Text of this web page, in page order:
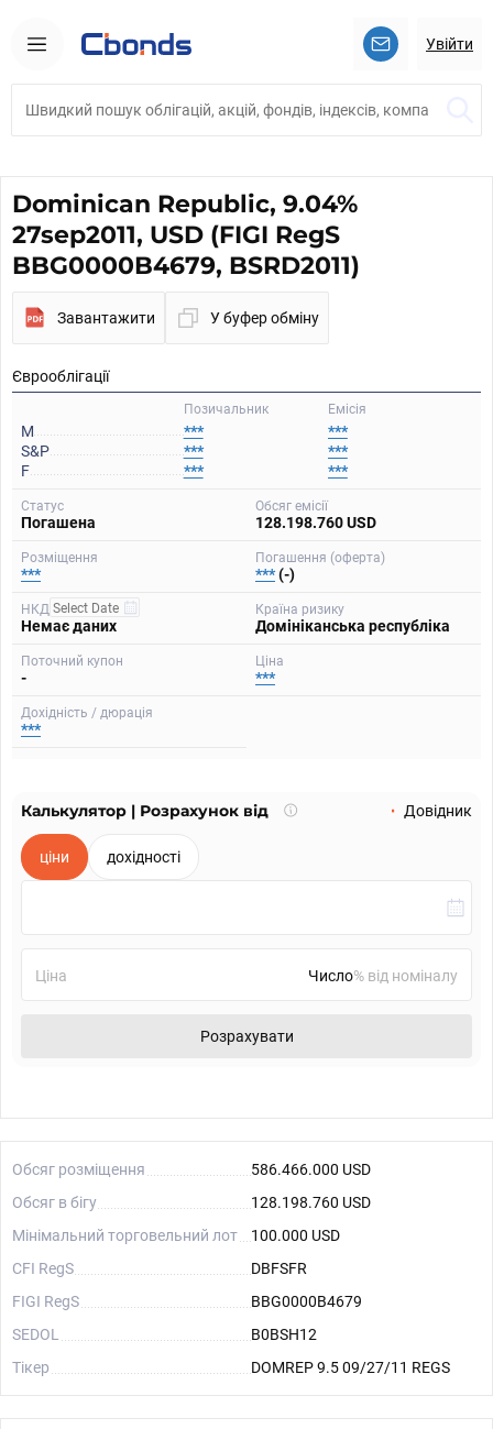
Увійти
Dominican Republic, 9.04%
27sep2011, USD (FIGI RegS
BBG0000B4679, BSRD2011)
Завантажити У буфер обміну
Єврооблігації
Емісія
Позичальник
M ***
***
S&P
***
***
F
***
***
Статус
Погашена
Обсяг емісії
128.198.760 USD
Розміщення
***
Погашення (оферта)
***(-)
НКД
Немає даних
Країна ризику
Домініканська республіка
Поточний купон
-
Ціна
***
Дохідність / дюрація
***
Калькулятор | Розрахунок від
Що
Довідник
ціни дохідності
Ціна % від номіналу
Розрахувати
Обсяг розміщення
586.466.000 USD
Обсяг в бігу
128.198.760 USD
Мінімальний торговельний лот
100.000 USD
CFI RegS
DBFSFR
FIGI RegS
BBG0000B4679
SEDOL
B0BSH12
Тікер
DOMREP 9.5 09/27/11 REGS